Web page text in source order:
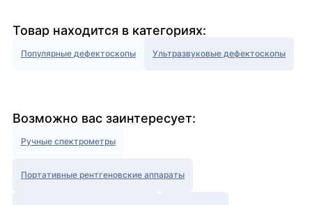
Товар находится в категориях:
Популярные дефектоскопы Ультразвуковые дефектоскопы
Возможно вас заинтересует:
Ручные спектрометры
Портативные рентгеновские аппараты